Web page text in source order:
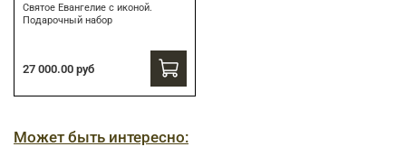
Святое Евангелие с иконой.
Подарочный набор
27 000.00 руб
Может быть интересно: